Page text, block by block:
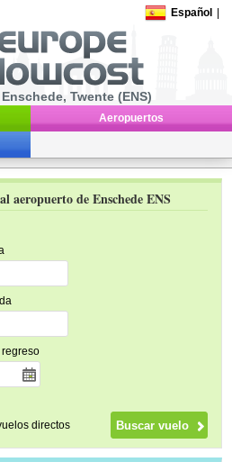
Español
Twente (ENS)
Aeropuertos
aeropuerto de Enschede ENS
regreso
directos